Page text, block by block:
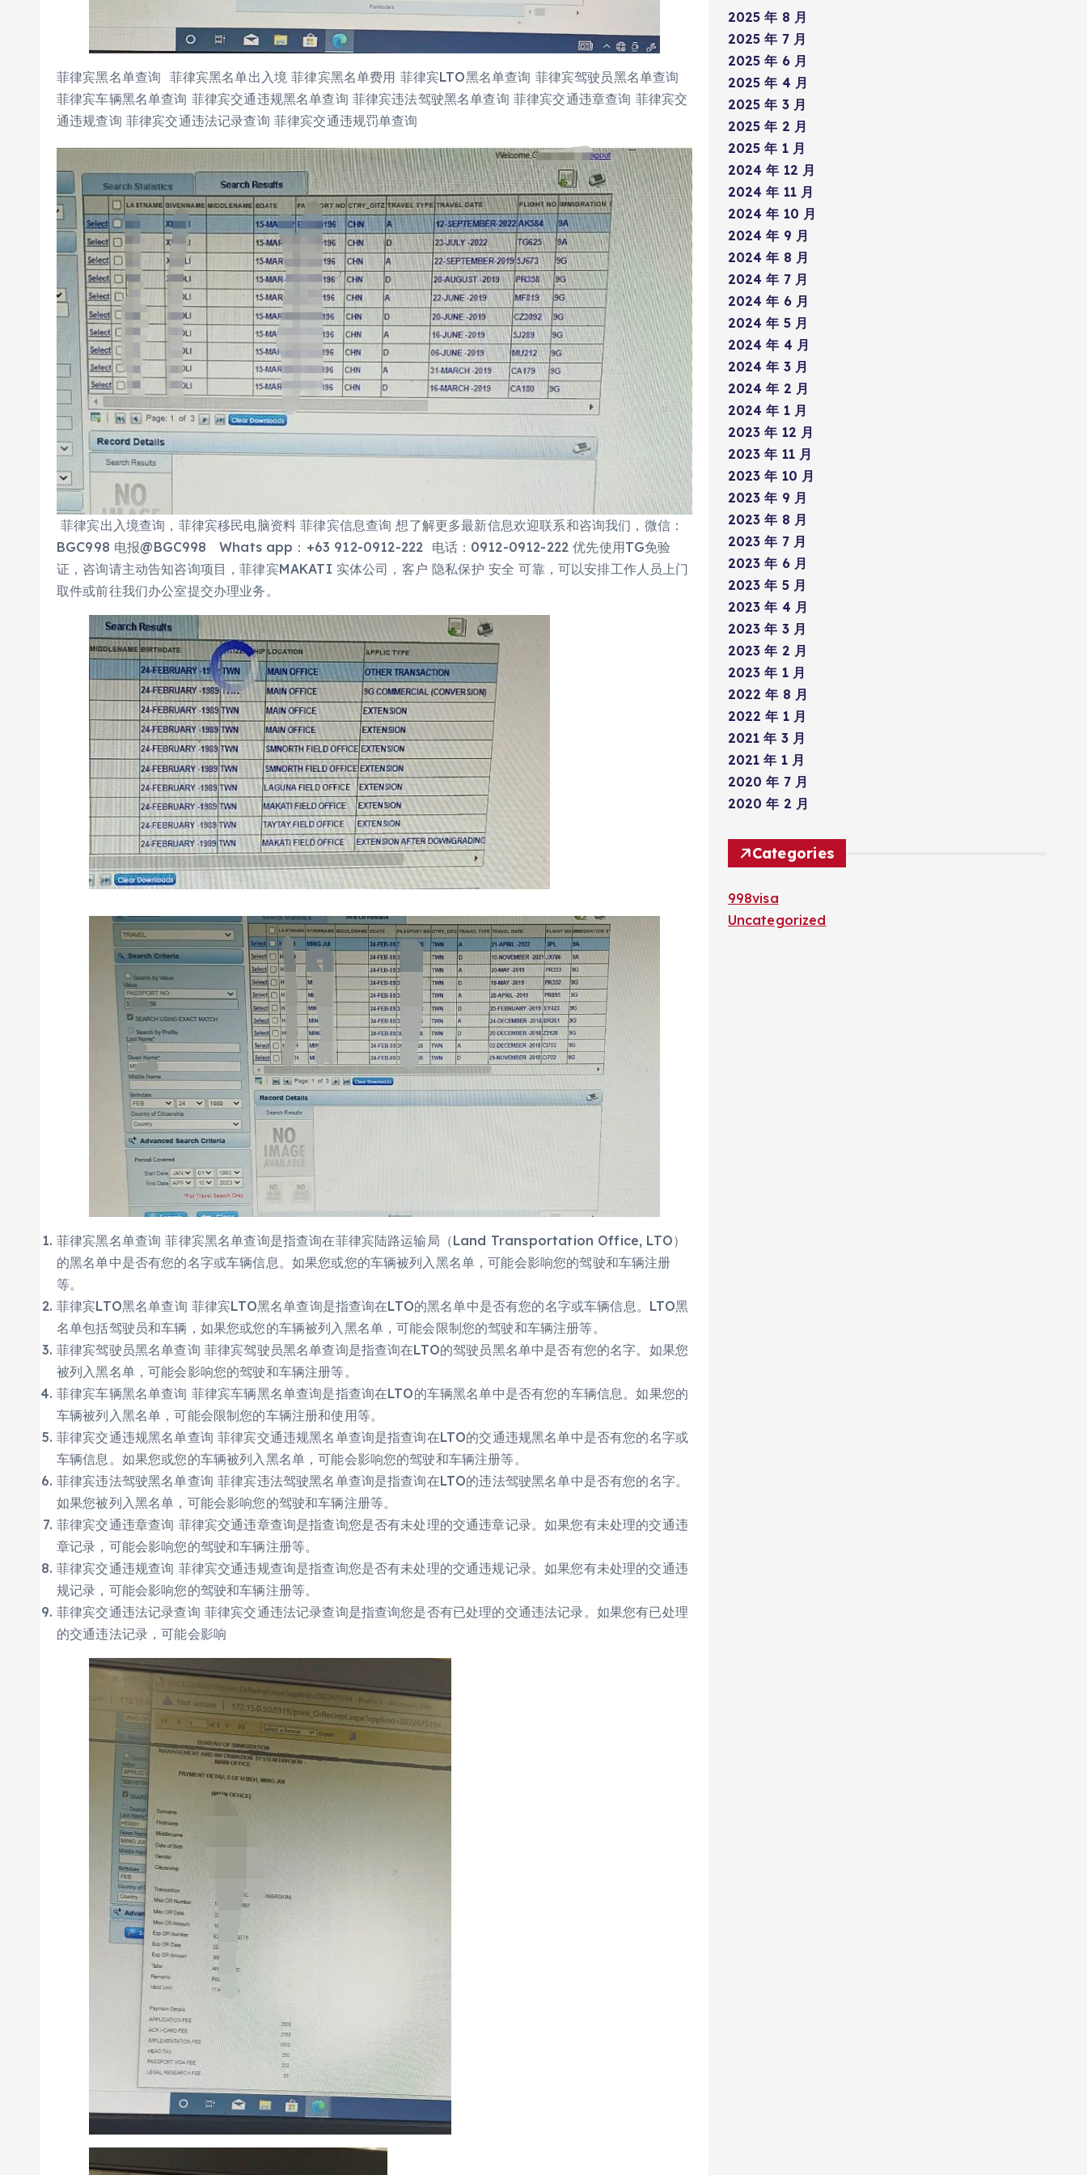
菲律宾黑名单查询 菲律宾黑名单出入境 菲律宾黑名单费用 菲律宾LTO黑名单查询 菲律宾驾驶员黑名单查询
菲律宾车辆黑名单查询 菲律宾交通违规黑名单查询 菲律宾违法驾驶黑名单查询 菲律宾交通违章查询 菲律宾交
通违规查询 菲律宾交通违法记录查询 菲律宾交通违规罚单查询
菲律宾出入境查询，菲律宾移民电脑资料 菲律宾信息查询 想了解更多最新信息欢迎联系和咨询我们，微信：
BGC998 电报@BGC998 Whats app：+63 912-0912-222 电话：0912-0912-222 优先使用TG免验
证，咨询请主动告知咨询项目，菲律宾MAKATI 实体公司，客户 隐私保护 安全 可靠，可以安排工作人员上门
取件或前往我们办公室提交办理业务。
菲律宾黑名单查询 菲律宾黑名单查询是指查询在菲律宾陆路运输局（Land Transportation Office, LTO）
的黑名单中是否有您的名字或车辆信息。如果您或您的车辆被列入黑名单，可能会影响您的驾驶和车辆注册
等。
菲律宾LTO黑名单查询 菲律宾LTO黑名单查询是指查询在LTO的黑名单中是否有您的名字或车辆信息。LTO黑
名单包括驾驶员和车辆，如果您或您的车辆被列入黑名单，可能会限制您的驾驶和车辆注册等。
菲律宾驾驶员黑名单查询 菲律宾驾驶员黑名单查询是指查询在LTO的驾驶员黑名单中是否有您的名字。如果您
被列入黑名单，可能会影响您的驾驶和车辆注册等。
菲律宾车辆黑名单查询 菲律宾车辆黑名单查询是指查询在LTO的车辆黑名单中是否有您的车辆信息。如果您的
车辆被列入黑名单，可能会限制您的车辆注册和使用等。
菲律宾交通违规黑名单查询 菲律宾交通违规黑名单查询是指查询在LTO的交通违规黑名单中是否有您的名字或
车辆信息。如果您或您的车辆被列入黑名单，可能会影响您的驾驶和车辆注册等。
菲律宾违法驾驶黑名单查询 菲律宾违法驾驶黑名单查询是指查询在LTO的违法驾驶黑名单中是否有您的名字。
如果您被列入黑名单，可能会影响您的驾驶和车辆注册等。
菲律宾交通违章查询 菲律宾交通违章查询是指查询您是否有未处理的交通违章记录。如果您有未处理的交通违
章记录，可能会影响您的驾驶和车辆注册等。
菲律宾交通违规查询 菲律宾交通违规查询是指查询您是否有未处理的交通违规记录。如果您有未处理的交通违
规记录，可能会影响您的驾驶和车辆注册等。
菲律宾交通违法记录查询 菲律宾交通违法记录查询是指查询您是否有已处理的交通违法记录。如果您有已处理
的交通违法记录，可能会影响
2025 年 8 月
2025 年 7 月
2025 年 6 月
2025 年 4 月
2025 年 3 月
2025 年 2 月
2025 年 1 月
2024 年 12 月
2024 年 11 月
2024 年 10 月
2024 年 9 月
2024 年 8 月
2024 年 7 月
2024 年 6 月
2024 年 5 月
2024 年 4 月
2024 年 3 月
2024 年 2 月
2024 年 1 月
2023 年 12 月
2023 年 11 月
2023 年 10 月
2023 年 9 月
2023 年 8 月
2023 年 7 月
2023 年 6 月
2023 年 5 月
2023 年 4 月
2023 年 3 月
2023 年 2 月
2023 年 1 月
2022 年 8 月
2022 年 1 月
2021 年 3 月
2021 年 1 月
2020 年 7 月
2020 年 2 月
Categories
998visa
Uncategorized